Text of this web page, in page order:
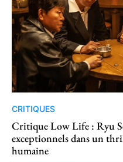
CRITIQUES
Critique Low Life : Ryu
exceptionnels dans un
humaine